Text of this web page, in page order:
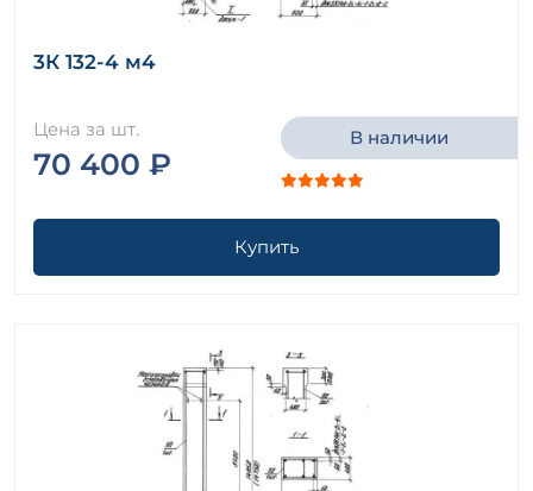
3К 132-4 м4
Цена за шт.
70 400 ₽
В наличии
Купить